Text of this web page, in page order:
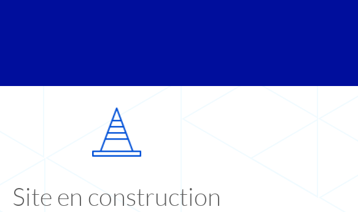
Site en construction